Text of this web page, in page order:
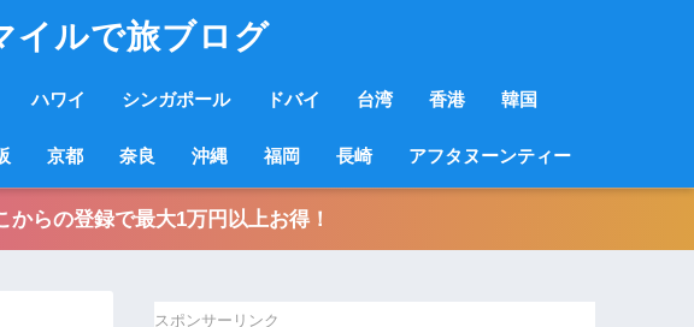
イルで旅ブログ
ハワイ シンガポール ドバイ 台湾 香港 韓国
京都 奈良 沖縄 福岡 長崎 アフタヌーンティー
らの登録で最大1万円以上お得！
スポンサーリンク